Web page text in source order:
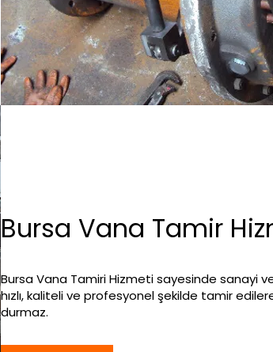
Bursa Vana Tamir
Bursa Vana Tamiri Hizmeti sayesinde sanayi
hızlı, kaliteli ve profesyonel şekilde tamir
durmaz.